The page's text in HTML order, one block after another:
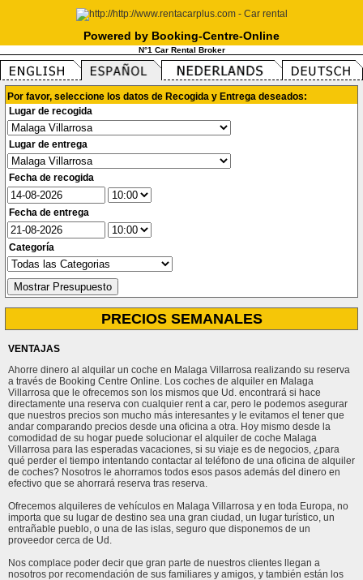
Powered by Booking-Centre-Online
N°1 Car Rental Broker
Por favor, seleccione los datos de Recogida y Entrega deseados:
Lugar de recogida
Lugar de entrega
Fecha de recogida
Fecha de entrega
Categoría
PRECIOS SEMANALES
VENTAJAS
Ahorre dinero al alquilar un coche en Malaga Villarrosa realizando su reserva
a través de Booking Centre Online. Los coches de alquiler en Malaga
Villarrosa que le ofrecemos son los mismos que Ud. encontrará si hace
directamente una reserva con cualquier rent a car, pero le podemos asegurar
que nuestros precios son mucho más interesantes y le evitamos el tener que
andar comparando precios desde una oficina a otra. Hoy mismo desde la
comodidad de su hogar puede solucionar el alquiler de coche Malaga
Villarrosa para las esperadas vacaciones, si su viaje es de negocios, ¿para
qué perder el tiempo intentando contactar al teléfono de una oficina de alquiler
de coches? Nosotros le ahorramos todos esos pasos además del dinero en
efectivo que se ahorrará reserva tras reserva.
Ofrecemos alquileres de vehículos en Malaga Villarrosa y en toda Europa, no
importa que su lugar de destino sea una gran ciudad, un lugar turístico, un
entrañable pueblo, o una de las islas, seguro que disponemos de un
proveedor cerca de Ud.
Nos complace poder decir que gran parte de nuestros clientes llegan a
nosotros por recomendación de sus familiares y amigos, y también están los